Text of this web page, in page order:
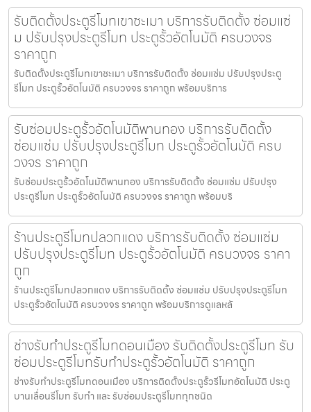
รับติดตั้งประตูรีโมทเขาชะเมา บริการรับติดตั้ง ซ่อมแซ่
ม ปรับปรุงประตูรีโมท ประตูรั้วอัตโนมัติ ครบวงจร
ราคาถูก
รับติดตั้งประตูรีโมทเขาชะเมา บริการรับติดตั้ง ซ่อมแซ่ม ปรับปรุงประตู
รีโมท ประตูรั้วอัตโนมัติ ครบวงจร ราคาถูก พร้อมบริการ
รับซ่อมประตูรั้วอัตโนมัติพานทอง บริการรับติดตั้ง
ซ่อมแซ่ม ปรับปรุงประตูรีโมท ประตูรั้วอัตโนมัติ ครบ
วงจร ราคาถูก
รับซ่อมประตูรั้วอัตโนมัติพานทอง บริการรับติดตั้ง ซ่อมแซ่ม ปรับปรุง
ประตูรีโมท ประตูรั้วอัตโนมัติ ครบวงจร ราคาถูก พร้อมบริ
ร้านประตูรีโมทปลวกแดง บริการรับติดตั้ง ซ่อมแซ่ม
ปรับปรุงประตูรีโมท ประตูรั้วอัตโนมัติ ครบวงจร ราคา
ถูก
ร้านประตูรีโมทปลวกแดง บริการรับติดตั้ง ซ่อมแซ่ม ปรับปรุงประตูรีโมท
ประตูรั้วอัตโนมัติ ครบวงจร ราคาถูก พร้อมบริการดูแลหลั
ช่างรับทำประตูรีโมทดอนเมือง รับติดตั้งประตูรีโมท รับ
ซ่อมประตูรีโมทรับทำประตูรั้วอัตโนมัติ ราคาถูก
ช่างรับทำประตูรีโมทดอนเมือง บริการติดตั้งประตูรั้วรีโมทอัตโนมัติ ประตู
บานเลื่อนรีโมท รับทำ และ รับซ่อมประตูรีโมททุกชนิด